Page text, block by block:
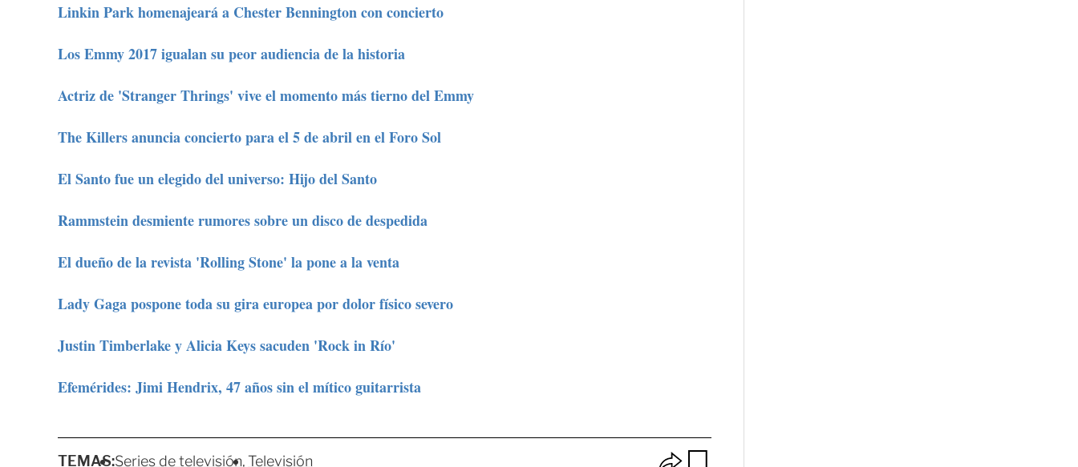
Linkin Park homenajeará a Chester Bennington con concierto
Los Emmy 2017 igualan su peor audiencia de la historia
Actriz de 'Stranger Thrings' vive el momento más tierno del Emmy
The Killers anuncia concierto para el 5 de abril en el Foro Sol
El Santo fue un elegido del universo: Hijo del Santo
Rammstein desmiente rumores sobre un disco de despedida
El dueño de la revista 'Rolling Stone' la pone a la venta
Lady Gaga pospone toda su gira europea por dolor físico severo
Justin Timberlake y Alicia Keys sacuden 'Rock in Río'
Efemérides: Jimi Hendrix, 47 años sin el mítico guitarrista
TEMAS:Series de televisión Televisión